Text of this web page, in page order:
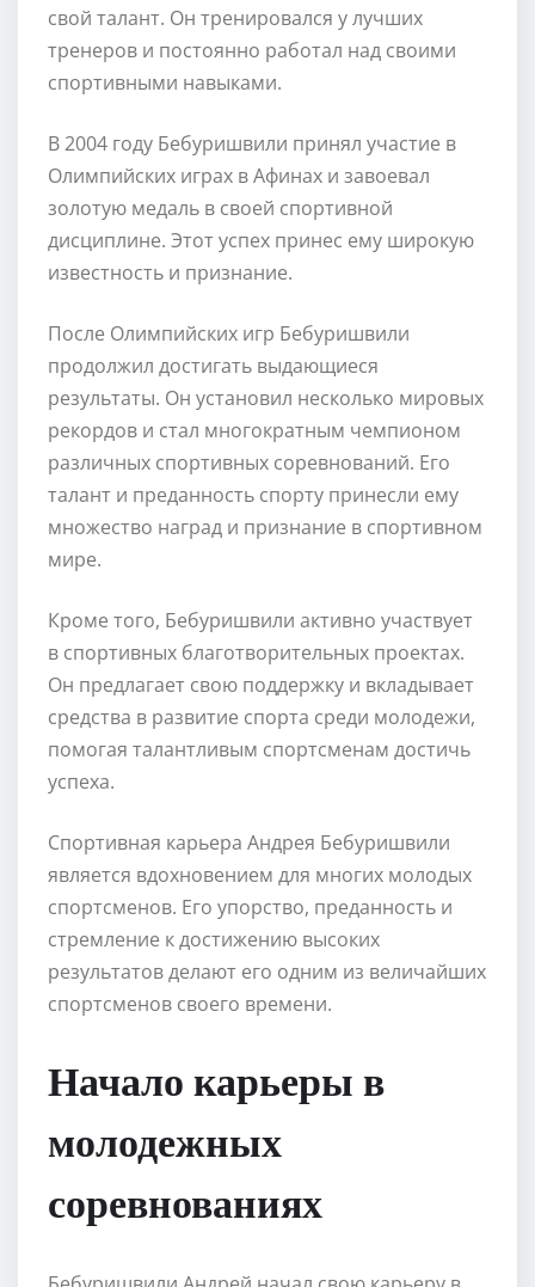
свой талант. Он тренировался у лучших
тренеров и постоянно работал над своими
спортивными навыками.
В 2004 году Бебуришвили принял участие в
Олимпийских играх в Афинах и завоевал
золотую медаль в своей спортивной
дисциплине. Этот успех принес ему широкую
известность и признание.
После Олимпийских игр Бебуришвили
продолжил достигать выдающиеся
результаты. Он установил несколько мировых
рекордов и стал многократным чемпионом
различных спортивных соревнований. Его
талант и преданность спорту принесли ему
множество наград и признание в спортивном
мире.
Кроме того, Бебуришвили активно участвует
в спортивных благотворительных проектах.
Он предлагает свою поддержку и вкладывает
средства в развитие спорта среди молодежи,
помогая талантливым спортсменам достичь
успеха.
Спортивная карьера Андрея Бебуришвили
является вдохновением для многих молодых
спортсменов. Его упорство, преданность и
стремление к достижению высоких
результатов делают его одним из величайших
спортсменов своего времени.
Начало карьеры в
молодежных
соревнованиях